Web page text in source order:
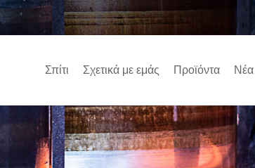
Σπίτι Σχετικά με εμάς Προϊόντα Νέα